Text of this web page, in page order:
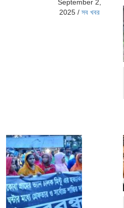
September 2,
2025 /সব খবর